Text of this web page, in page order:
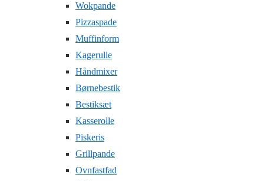
Wokpande
Pizzaspade
Muffinform
Kagerulle
Håndmixer
Børnebestik
Bestiksæt
Kasserolle
Piskeris
Grillpande
Ovnfastfad